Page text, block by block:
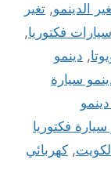
الدينمو, تغير
فكتوريا,
, دينمو
سيارة
فكتوريا
, كهربائي